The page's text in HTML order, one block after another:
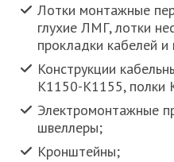
Лотки монтажные
глухие ЛМГ, лотки
прокладки кабелей
Конструкции
К1150-К1155, полки
Электромонтажные
швеллеры;
Кронштейны;